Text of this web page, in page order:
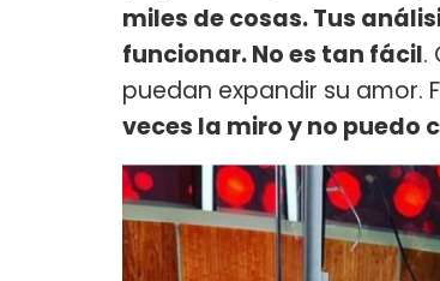
miles de cosas. Tus
funcionar. No es tan fácil.
puedan expandir su amor.
veces la miro y no puedo